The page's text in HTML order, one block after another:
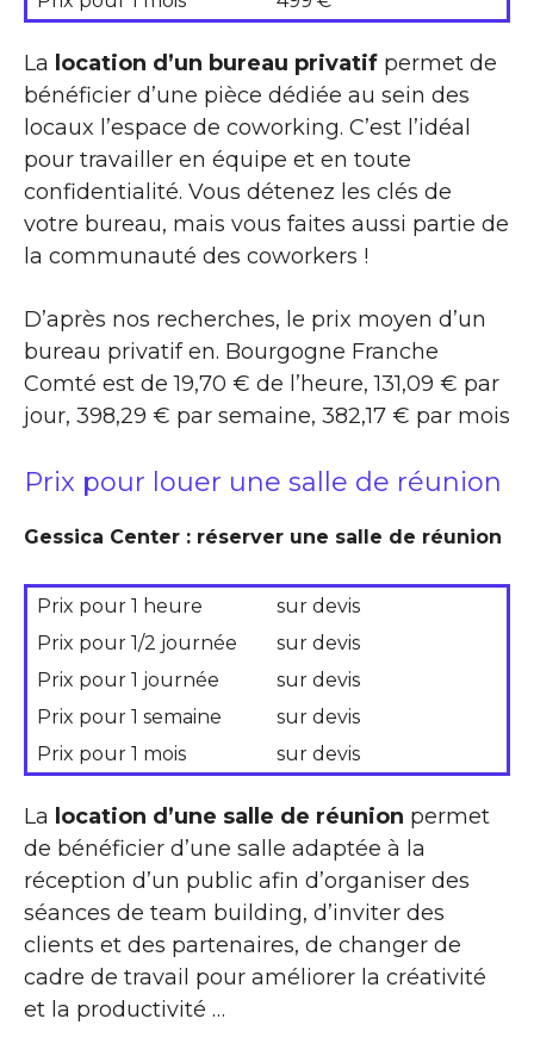
La location d’un bureau privatif permet de
bénéficier d’une pièce dédiée au sein des
locaux l’espace de coworking. C’est l’idéal
pour travailler en équipe et en toute
confidentialité. Vous détenez les clés de
votre bureau, mais vous faites aussi partie de
la communauté des coworkers !
D’après nos recherches, le prix moyen d’un
bureau privatif en. Bourgogne Franche
Comté est de 19,70 € de l’heure, 131,09 € par
jour, 398,29 € par semaine, 382,17 € par mois
Prix pour louer une salle de réunion
Gessica Center : réserver une salle de réunion
Prix pour 1 heure
sur devis
Prix pour 1/2 journée
sur devis
Prix pour 1 journée
sur devis
Prix pour 1 semaine
sur devis
Prix pour 1 mois
sur devis
La location d’une salle de réunion permet
de bénéficier d’une salle adaptée à la
réception d’un public afin d’organiser des
séances de team building, d’inviter des
clients et des partenaires, de changer de
cadre de travail pour améliorer la créativité
et la productivité …